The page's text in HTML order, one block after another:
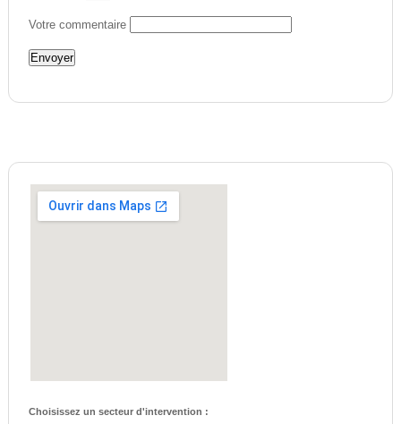
Votre commentaire
Choisissez un secteur d'intervention :